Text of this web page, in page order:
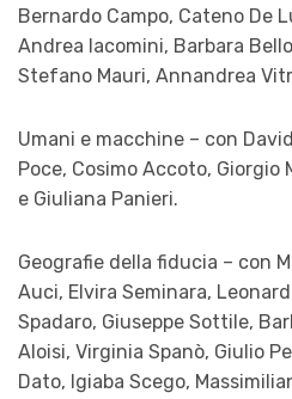
Bernardo Campo, Cateno De
Andrea Iacomini, Barbara
Stefano Mauri, Annandrea
Umani e macchine – con
Poce, Cosimo Accoto, Giorgio
e Giuliana Panieri.
Geografie della fiducia – con
Auci, Elvira Seminara,
Spadaro, Giuseppe Sottile,
Aloisi, Virginia Spanò, Giulio
Dato, Igiaba Scego,